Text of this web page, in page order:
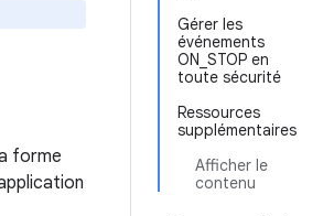
Gérer les
événements
ON_STOP en
toute sécurité
Ressources
supplémentaires
Afficher le
contenu
forme